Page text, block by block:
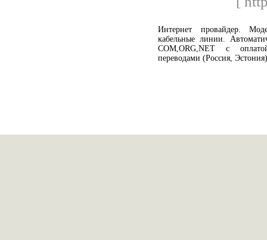
Интернет провайдер.
кабельные линии.
COM,ORG,NET c
переводами (Россия,